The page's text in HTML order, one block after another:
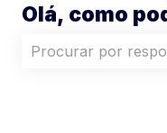
Olá, como